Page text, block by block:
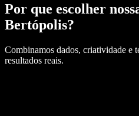
Por que escolher
Bertópolis?
Combinamos dados, criatividade e
resultados reais.